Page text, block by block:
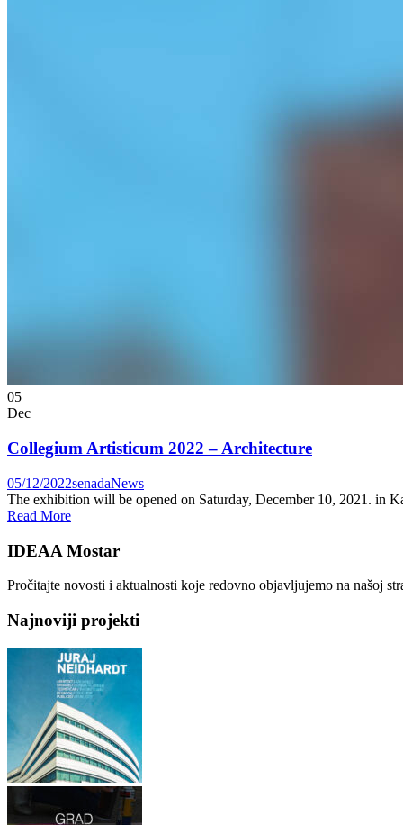
05
Dec
Collegium Artisticum 2022 – Architecture
05/12/2022senadaNews
The exhibition will be opened on Saturday, December 10, 2021. in
Read More
IDEAA Mostar
Pročitajte novosti i aktualnosti koje redovno objavljujemo na našoj
Najnoviji projekti